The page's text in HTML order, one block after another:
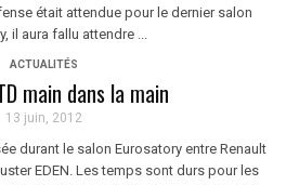
était attendue pour le dernier salon
il aura fallu attendre ...
ACTUALITÉS
main dans la main
13 juin, 2012
durant le salon Eurosatory entre Renault
EDEN. Les temps sont durs pour les